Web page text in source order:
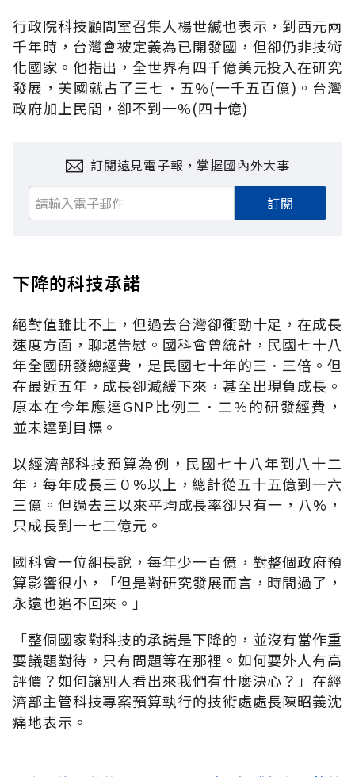
行政院科技顧問室召集人楊世緘也表示，到西元兩
千年時，台灣會被定義為已開發國，但卻仍非技術
化國家。他指出，全世界有四千億美元投入在研究
發展，美國就占了三七．五%(一千五百億)。台灣
政府加上民間，卻不到一%(四十億)
訂閱遠見電子報，掌握國內外大事
訂閱
下降的科技承諾
絕對值雖比不上，但過去台灣卻衝勁十足，在成長
速度方面，聊堪告慰。國科會曾統計，民國七十八
年全國研發總經費，是民國七十年的三．三倍。但
在最近五年，成長卻減緩下來，甚至出現負成長。
原本在今年應達GNP比例二．二%的研發經費，
並未達到目標。
以經濟部科技預算為例，民國七十八年到八十二
年，每年成長三０%以上，總計從五十五億到一六
三億。但過去三以來平均成長率卻只有一，八%，
只成長到一七二億元。
國科會一位組長說，每年少一百億，對整個政府預
算影響很小，「但是對研究發展而言，時間過了，
永遠也追不回來。」
「整個國家對科技的承諾是下降的，並沒有當作重
要議題對待，只有問題等在那裡。如何要外人有高
評價？如何讓別人看出來我們有什麼決心？」在經
濟部主管科技專案預算執行的技術處處長陳昭義沈
痛地表示。